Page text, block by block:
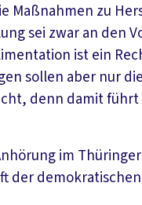
Maßnahmen zu
sei zwar an den
ist ein
sollen aber nur
denn damit
im
der